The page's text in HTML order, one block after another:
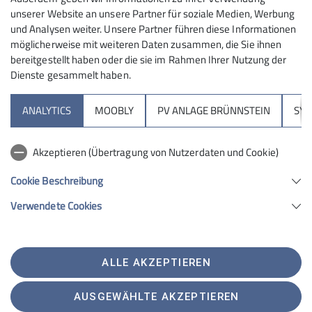
Sektion
Hochrieshütte
Sektion Rosenheim des Deutschen Alpenvereins e.V.
Telefon +4980312716030
unserer Website an unsere Partner für soziale Medien, Werbung
und Analysen weiter. Unsere Partner führen diese Informationen
möglicherweise mit weiteren Daten zusammen, die Sie ihnen
bereitgestellt haben oder die sie im Rahmen Ihrer Nutzung der
Dienste gesammelt haben.
ANALYTICS MOOBLY PV ANLAGE BRÜNNSTEIN
Akzeptieren (Übertragung von Nutzerdaten und Cookie)
Cookie Beschreibung
Verwendete Cookies
ALLE AKZEPTIEREN
AUSGEWÄHLTE AKZEPTIEREN